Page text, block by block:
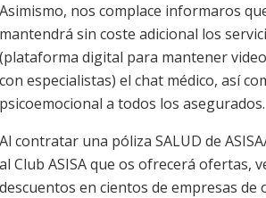
Asimismo, nos complace informaros
mantendrá sin coste adicional los
(plataforma digital para mantener
con especialistas) el chat médico, así
psicoemocional a todos los asegurados.
Al contratar una póliza SALUD de
al Club ASISA que os ofrecerá ofertas,
descuentos en cientos de empresas de